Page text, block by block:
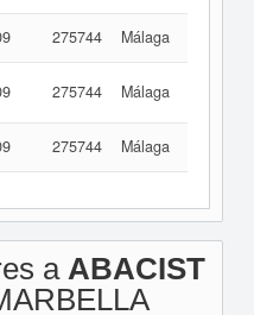
275744 Málaga
275744 Málaga
275744 Málaga
a ABACIST